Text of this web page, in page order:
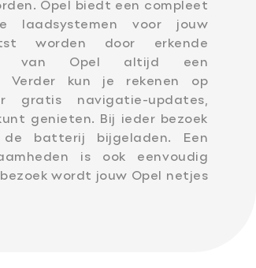
Opel biedt een compleet
laadsystemen voor jouw
worden door erkende
van Opel altijd een
Verder kun je rekenen op
gratis navigatie-updates,
genieten. Bij ieder bezoek
batterij bijgeladen. Een
is ook eenvoudig
wordt jouw Opel netjes